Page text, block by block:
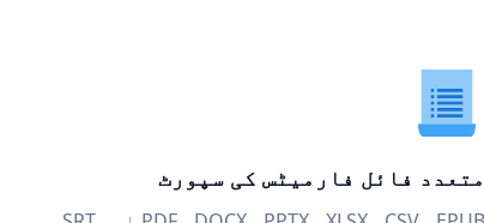
متعدد فائل فارمیٹس کی سپورٹ